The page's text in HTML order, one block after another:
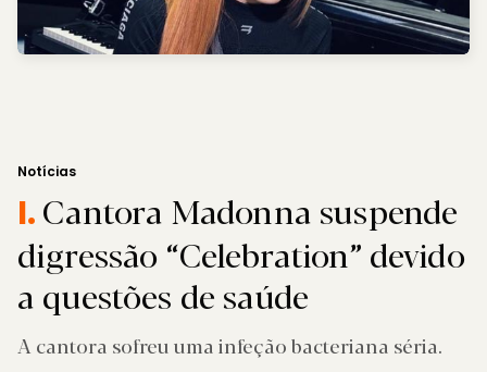
Notícias
I.Cantora Madonna suspende
digressão “Celebration” devido
a questões de saúde
A cantora sofreu uma infeção bacteriana séria.